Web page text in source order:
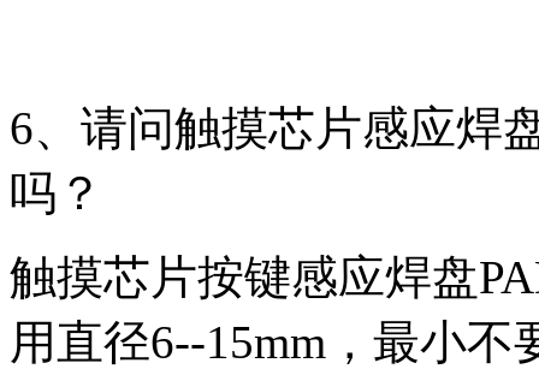
6、请问触摸芯片感应焊
吗？
触摸芯片按键感应焊盘
用直径6--15mm，最小不